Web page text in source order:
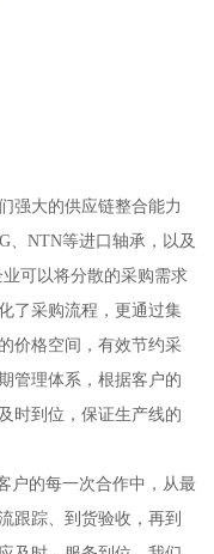
强大的供应链整合能力
、NTN等进口轴承，以及
可以将分散的采购需求
了采购流程，更通过集
价格空间，有效节约采
管理体系，根据客户的
时到位，保证生产线的
户的每一次合作中，从最
跟踪、到货验收，再到